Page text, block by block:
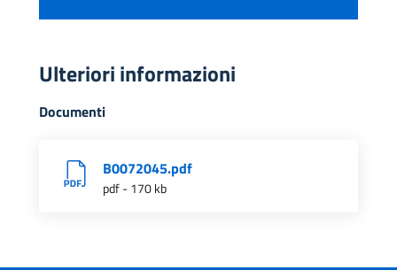
Ulteriori informazioni
Documenti
B0072045.pdf
pdf - 170 kb